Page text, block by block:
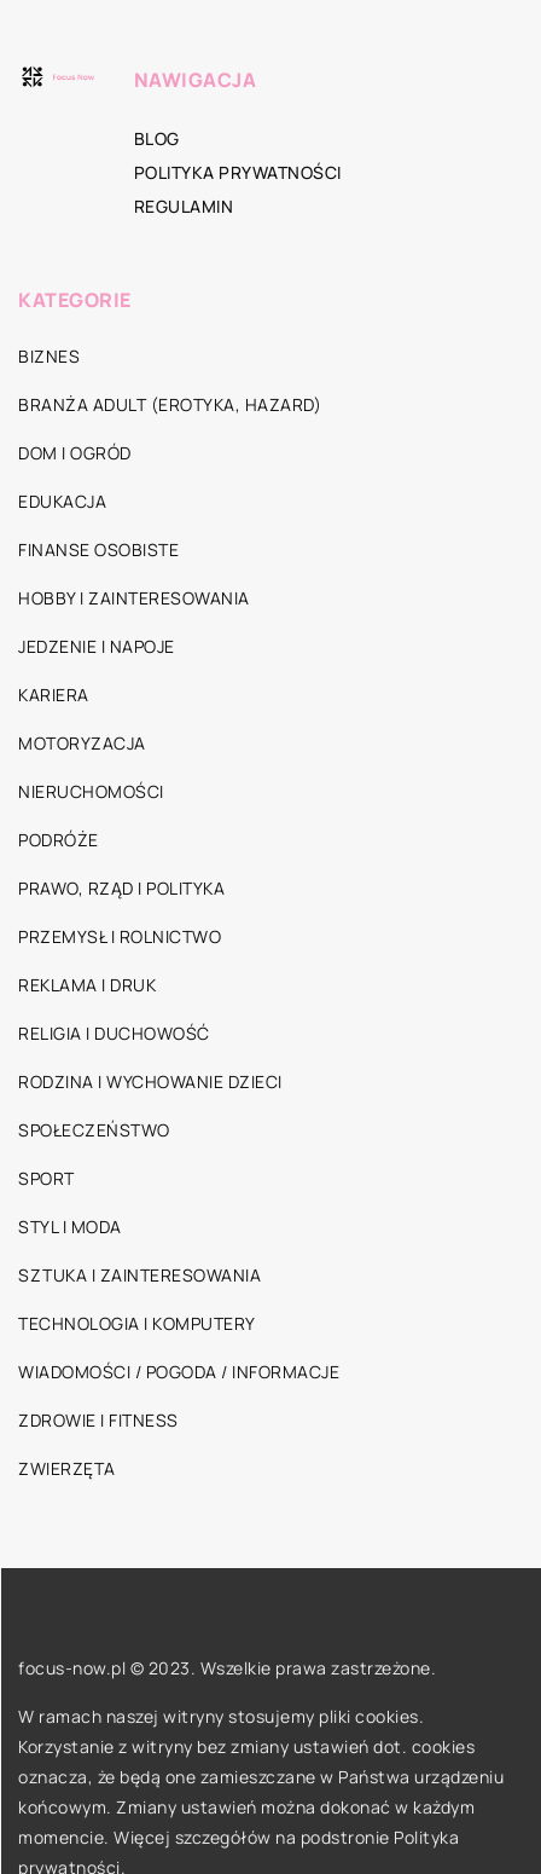
NAWIGACJA
BLOG
POLITYKA PRYWATNOŚCI
REGULAMIN
KATEGORIE
BIZNES
BRANŻA ADULT (EROTYKA, HAZARD)
DOM I OGRÓD
EDUKACJA
FINANSE OSOBISTE
HOBBY I ZAINTERESOWANIA
JEDZENIE I NAPOJE
KARIERA
MOTORYZACJA
NIERUCHOMOŚCI
PODRÓŻE
PRAWO, RZĄD I POLITYKA
PRZEMYSŁ I ROLNICTWO
REKLAMA I DRUK
RELIGIA I DUCHOWOŚĆ
RODZINA I WYCHOWANIE DZIECI
SPOŁECZEŃSTWO
SPORT
STYL I MODA
SZTUKA I ZAINTERESOWANIA
TECHNOLOGIA I KOMPUTERY
WIADOMOŚCI / POGODA / INFORMACJE
ZDROWIE I FITNESS
ZWIERZĘTA
focus-now.pl © 2023. Wszelkie prawa zastrzeżone.
W ramach naszej witryny stosujemy pliki cookies.
Korzystanie z witryny bez zmiany ustawień dot. cookies
oznacza, że będą one zamieszczane w Państwa urządzeniu
końcowym. Zmiany ustawień można dokonać w każdym
momencie. Więcej szczegółów na podstronie Polityka
prywatności.